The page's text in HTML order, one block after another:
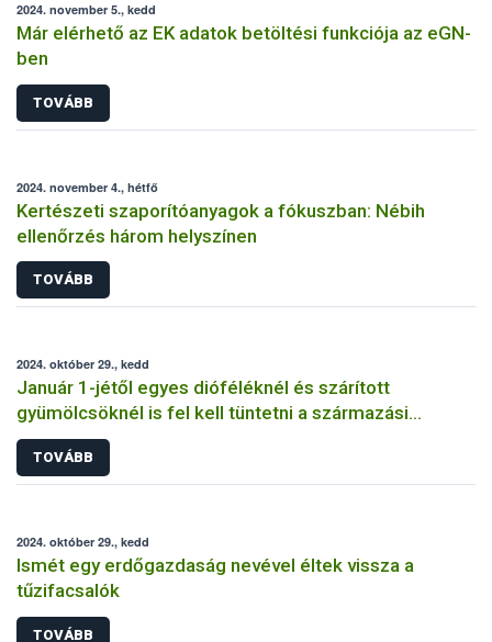
2024. november 5., kedd
Már elérhető az EK adatok betöltési funkciója az eGN-
ben
TOVÁBB
2024. november 4., hétfő
Kertészeti szaporítóanyagok a fókuszban: Nébih
ellenőrzés három helyszínen
TOVÁBB
2024. október 29., kedd
Január 1-jétől egyes dióféléknél és szárított
gyümölcsöknél is fel kell tüntetni a származási
országot
TOVÁBB
2024. október 29., kedd
Ismét egy erdőgazdaság nevével éltek vissza a
tűzifacsalók
TOVÁBB